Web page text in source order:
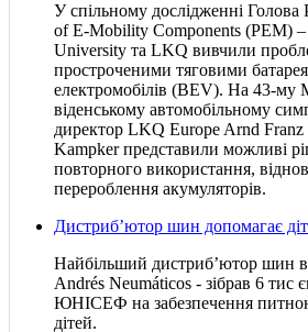
У спільному дослідженні
of E-Mobility Components (PEM)
University та LKQ вивчили
простроченими тяговими
електромобілів (BEV). На 43-му
віденському автомобільному
директор LKQ Europe Arnd
Kampker представили можливі
повторного використання,
перероблення акумуляторів.
Дистриб’ютор шин допомагає
Найбільший дистриб’ютор шин в
Andrés Neumáticos - зібрав 6 тис
ЮНІСЕФ на забезпечення
дітей.